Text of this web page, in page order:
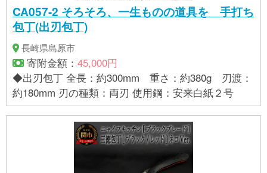
CA057-2 そろそろ、一生ものの道具を 手打ち
包丁(出刃包丁)
長崎県島原市
寄附金額： 45,000円
◆出刃包丁 全長：約300mm 重さ：約380g 刃渡：
約180mm 刃の種類：両刃 使用鋼：安来白紙２号